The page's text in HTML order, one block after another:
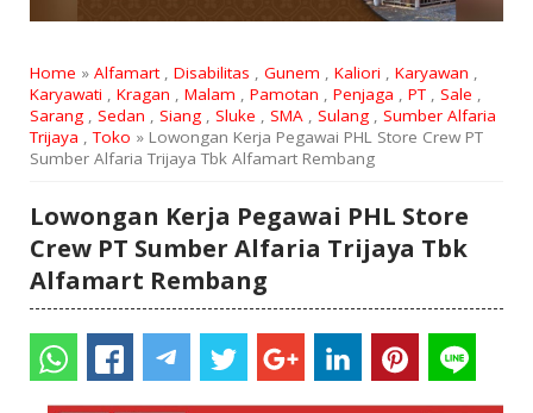
Home » Alfamart, Disabilitas , Gunem , Kaliori , Karyawan ,
Karyawati , Kragan , Malam , Pamotan , Penjaga , PT, Sale ,
Sarang, Sedan , Siang, Sluke , SMA, Sulang, Sumber Alfaria
Trijaya ,Toko » Lowongan Kerja Pegawai PHL Store Crew PT
Sumber Alfaria Trijaya Tbk Alfamart Rembang
Lowongan Kerja Pegawai PHL Store
Crew PT Sumber Alfaria Trijaya Tbk
Alfamart Rembang